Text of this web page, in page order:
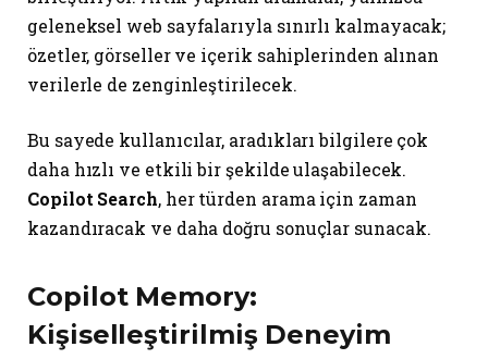
geleneksel web sayfalarıyla sınırlı kalmayacak;
özetler, görseller ve içerik sahiplerinden alınan
verilerle de zenginleştirilecek.
Bu sayede kullanıcılar, aradıkları bilgilere çok
daha hızlı ve etkili bir şekilde ulaşabilecek.
Copilot Search, her türden arama için zaman
kazandıracak ve daha doğru sonuçlar sunacak.
Copilot Memory:
Kişiselleştirilmiş Deneyim